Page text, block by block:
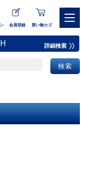
会員登録 買い物カゴ
詳細検索